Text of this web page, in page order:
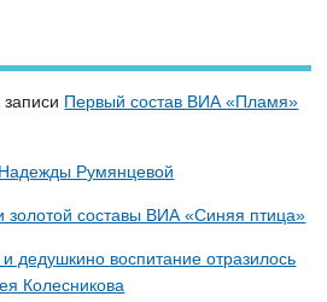
записи Первый состав ВИА «Пламя»
Румянцевой
золотой составы ВИА «Синяя птица»
дедушкино воспитание отразилось
Колесникова